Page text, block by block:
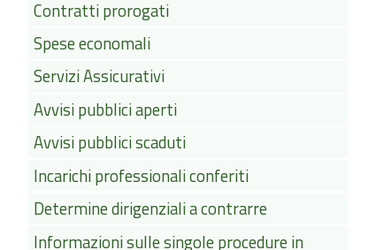
Contratti prorogati
Spese economali
Servizi Assicurativi
Avvisi pubblici aperti
Avvisi pubblici scaduti
Incarichi professionali conferiti
Determine dirigenziali a contrarre
Informazioni sulle singole procedure in